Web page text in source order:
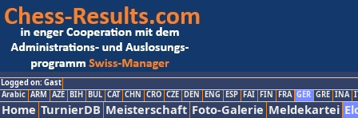
Logged on: Gast
Arabic ARM AZE BIH BUL CAT CHN CRO CZE DEN ENG ESP FAI FIN FRA GER GRE INA
Home TurnierDB Meisterschaft Foto-Galerie Meldekartei